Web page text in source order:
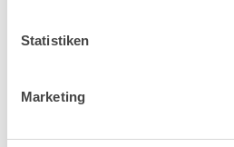
Statistiken
Marketing